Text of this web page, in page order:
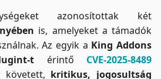
azonosítottak két
is, amelyeket a támadók
Az egyik a King Addons
t érintő CVE‑2025‑8489
követett, kritikus, jogosultság